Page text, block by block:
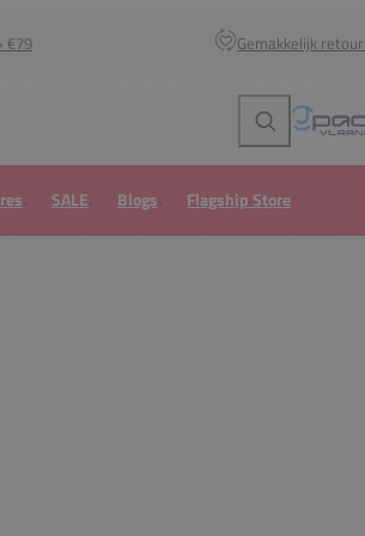
€79 Gemakkelijk
Zoeken
SALE Blogs Flagship Store